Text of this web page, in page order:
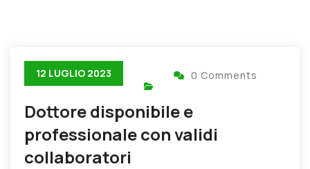
12 LUGLIO 2023 0 Comments
Dottore disponibile e
professionale con validi
collaboratori